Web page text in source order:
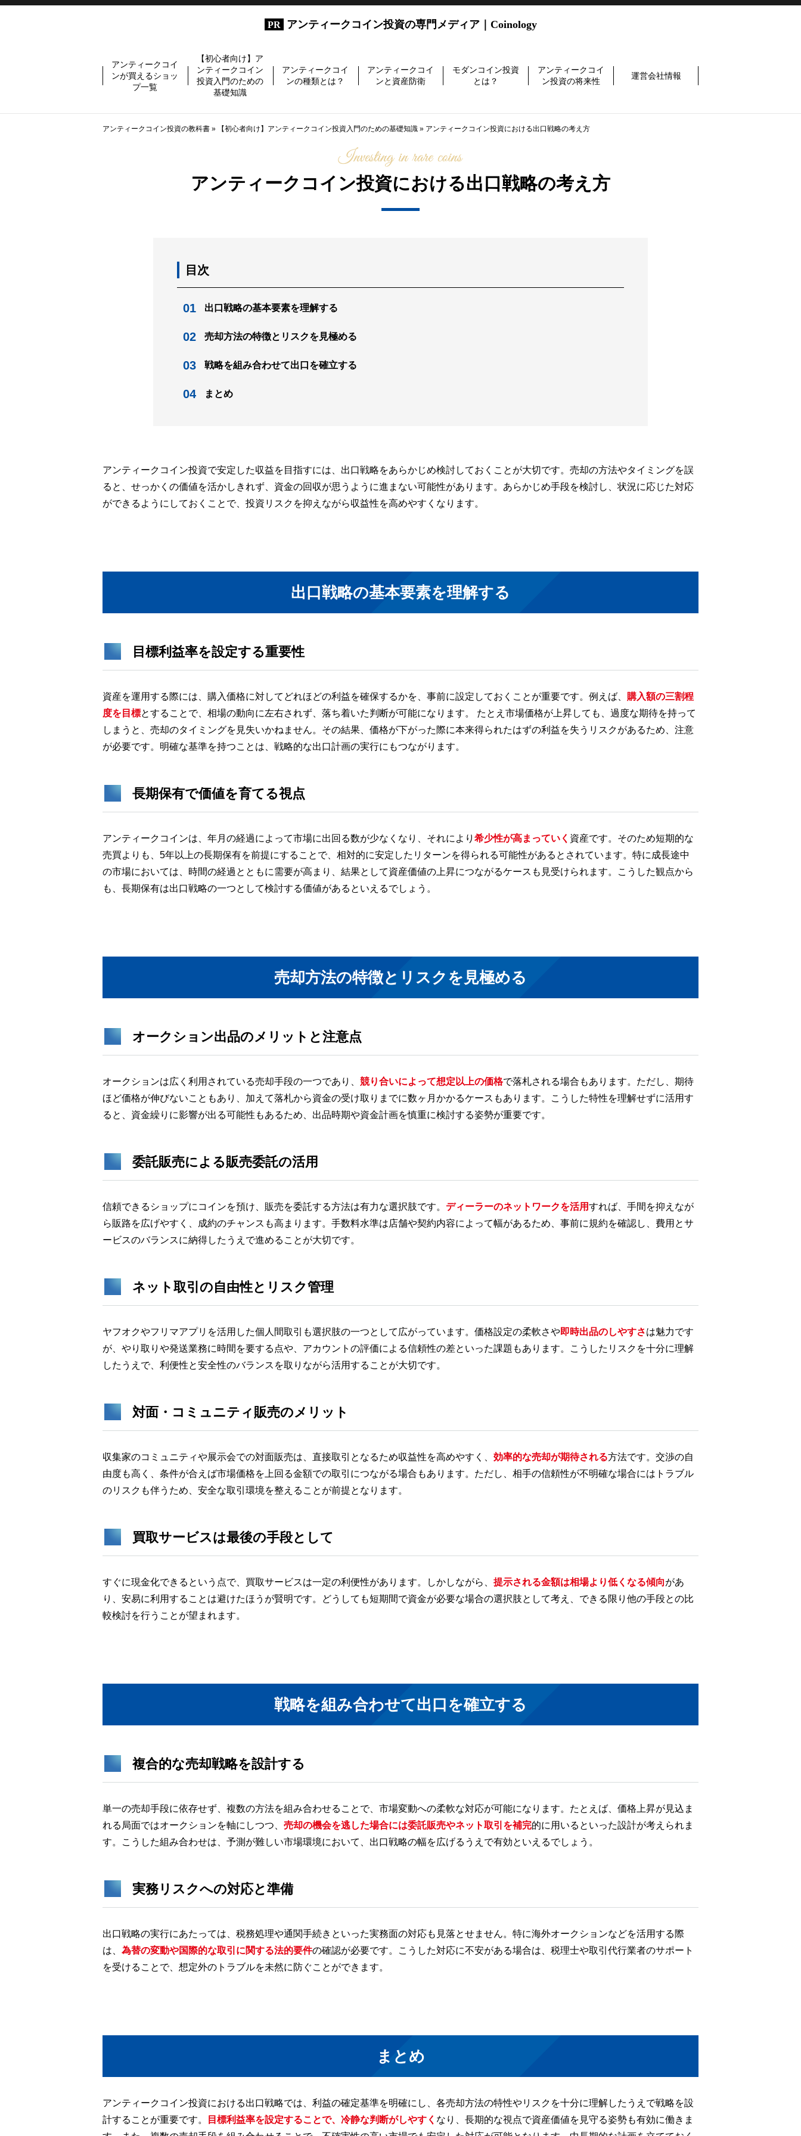
アンティークコイン投資の専門メディア｜Coinology
アンティークコイ
ンが買えるショッ
プ一覧
【初心者向け】ア
ンティークコイン
投資入門のための
基礎知識
アンティークコイ
ンの種類とは？
アンティークコイ
ンと資産防衛
モダンコイン投資
とは？
アンティークコイ
ン投資の将来性
運営会社情報
アンティークコイン投資の教科書 » 【初心者向け】アンティークコイン投資入門のための基礎知識 » アンティークコイン投資における出口戦略の考え方
アンティークコイン投資における出口戦略の考え方
目次
出口戦略の基本要素を理解する
売却方法の特徴とリスクを見極める
戦略を組み合わせて出口を確立する
まとめ
アンティークコイン投資で安定した収益を目指すには、出口戦略をあらかじめ検討しておくことが大切です。売却の方法やタイミングを誤
ると、せっかくの価値を活かしきれず、資金の回収が思うように進まない可能性があります。あらかじめ手段を検討し、状況に応じた対応
ができるようにしておくことで、投資リスクを抑えながら収益性を高めやすくなります。
出口戦略の基本要素を理解する
目標利益率を設定する重要性
資産を運用する際には、購入価格に対してどれほどの利益を確保するかを、事前に設定しておくことが重要です。例えば、 購入額の三割程
度を目標とすることで、相場の動向に左右されず、落ち着いた判断が可能になります。 たとえ市場価格が上昇しても、過度な期待を持って
しまうと、売却のタイミングを見失いかねません。その結果、価格が下がった際に本来得られたはずの利益を失うリスクがあるため、注意
が必要です。明確な基準を持つことは、戦略的な出口計画の実行にもつながります。
長期保有で価値を育てる視点
アンティークコインは、年月の経過によって市場に出回る数が少なくなり、それにより 希少性が高まっていく 資産です。そのため短期的な
売買よりも、5年以上の長期保有を前提にすることで、相対的に安定したリターンを得られる可能性があるとされています。特に成長途中
の市場においては、時間の経過とともに需要が高まり、結果として資産価値の上昇につながるケースも見受けられます。こうした観点から
も、長期保有は出口戦略の一つとして検討する価値があるといえるでしょう。
売却方法の特徴とリスクを見極める
オークション出品のメリットと注意点
オークションは広く利用されている売却手段の一つであり、 競り合いによって想定以上の価格で落札される場合もあります。ただし、期待
ほど価格が伸びないこともあり、加えて落札から資金の受け取りまでに数ヶ月かかるケースもあります。こうした特性を理解せずに活用す
ると、資金繰りに影響が出る可能性もあるため、出品時期や資金計画を慎重に検討する姿勢が重要です。
委託販売による販売委託の活用
信頼できるショップにコインを預け、販売を委託する方法は有力な選択肢です。 ディーラーのネットワークを活用すれば、手間を抑えなが
ら販路を広げやすく、成約のチャンスも高まります。手数料水準は店舗や契約内容によって幅があるため、事前に規約を確認し、費用とサ
ービスのバランスに納得したうえで進めることが大切です。
ネット取引の自由性とリスク管理
ヤフオクやフリマアプリを活用した個人間取引も選択肢の一つとして広がっています。価格設定の柔軟さや即時出品のしやすさは魅力です
が、やり取りや発送業務に時間を要する点や、アカウントの評価による信頼性の差といった課題もあります。こうしたリスクを十分に理解
したうえで、利便性と安全性のバランスを取りながら活用することが大切です。
対面・コミュニティ販売のメリット
収集家のコミュニティや展示会での対面販売は、直接取引となるため収益性を高めやすく、 効率的な売却が期待される方法です。交渉の自
由度も高く、条件が合えば市場価格を上回る金額での取引につながる場合もあります。ただし、相手の信頼性が不明確な場合にはトラブル
のリスクも伴うため、安全な取引環境を整えることが前提となります。
買取サービスは最後の手段として
すぐに現金化できるという点で、買取サービスは一定の利便性があります。しかしながら、 提示される金額は相場より低くなる傾向があ
り、安易に利用することは避けたほうが賢明です。どうしても短期間で資金が必要な場合の選択肢として考え、できる限り他の手段との比
較検討を行うことが望まれます。
戦略を組み合わせて出口を確立する
複合的な売却戦略を設計する
単一の売却手段に依存せず、複数の方法を組み合わせることで、市場変動への柔軟な対応が可能になります。たとえば、価格上昇が見込ま
れる局面ではオークションを軸にしつつ、 売却の機会を逃した場合には委託販売やネット取引を補完的に用いるといった設計が考えられま
す。こうした組み合わせは、予測が難しい市場環境において、出口戦略の幅を広げるうえで有効といえるでしょう。
実務リスクへの対応と準備
出口戦略の実行にあたっては、税務処理や通関手続きといった実務面の対応も見落とせません。特に海外オークションなどを活用する際
は、 為替の変動や国際的な取引に関する法的要件の確認が必要です。こうした対応に不安がある場合は、税理士や取引代行業者のサポート
を受けることで、想定外のトラブルを未然に防ぐことができます。
まとめ
アンティークコイン投資における出口戦略では、利益の確定基準を明確にし、各売却方法の特性やリスクを十分に理解したうえで戦略を設
計することが重要です。
目標利益率を設定することで、冷静な判断がしやすく なり、長期的な視点で資産価値を見守る姿勢も有効に働きま